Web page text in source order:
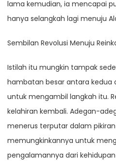
lama kemudian, ia mencapai
hanya selangkah lagi menuju
Sembilan Revolusi Menuju
Istilah itu mungkin tampak
hambatan besar antara kedua
untuk mengambil langkah itu.
kelahiran kembali. Adegan-
menerus terputar dalam
memungkinkannya untuk
pengalamannya dari